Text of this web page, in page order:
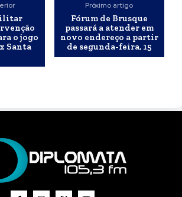
o jogo
Santa
Próximo artigo
Fórum de Brusque
passará a atender em
novo endereço a partir
de segunda-feira, 15